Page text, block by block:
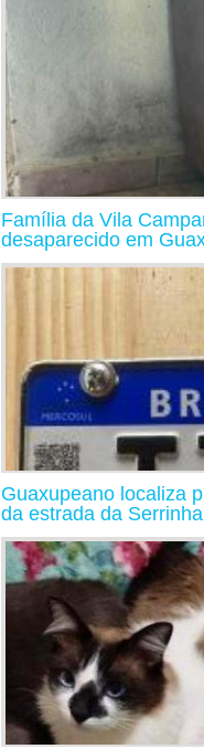
Família da Vila
desaparecido em
Guaxupeano localiza
da estrada da Serrinha